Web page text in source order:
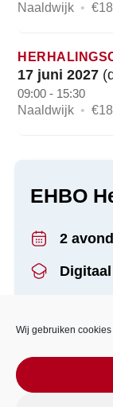
Wij gebruiken
Naaldwijk •
17 juni 2027
09:00 - 15:30
Naaldwijk •
EHBO
2
worden
Prijs p.p.